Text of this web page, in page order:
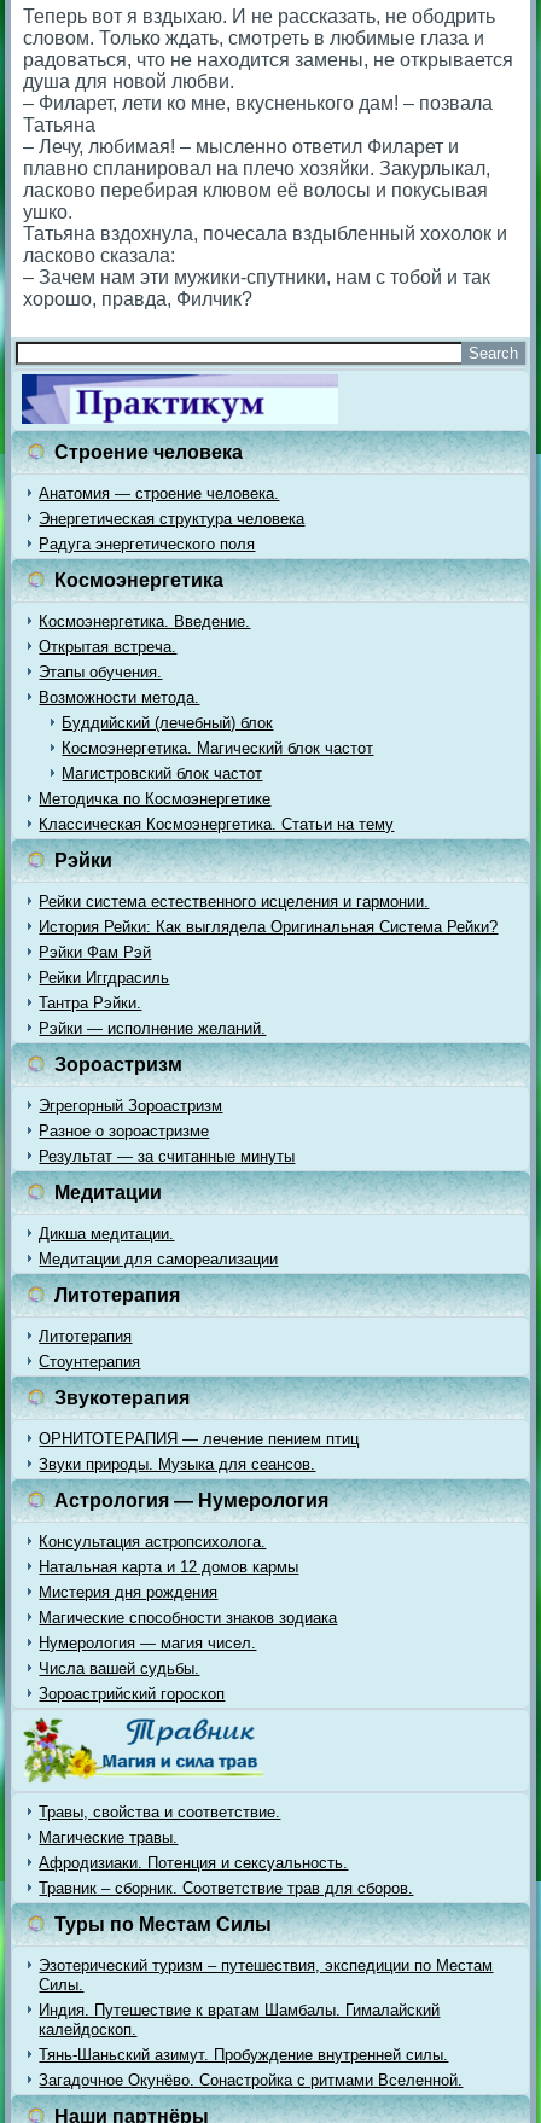
Теперь вот я вздыхаю. И не рассказать, не ободрить
словом. Только ждать, смотреть в любимые глаза и
радоваться, что не находится замены, не открывается
душа для новой любви.
– Филарет, лети ко мне, вкусненького дам! – позвала
Татьяна
– Лечу, любимая! – мысленно ответил Филарет и
плавно спланировал на плечо хозяйки. Закурлыкал,
ласково перебирая клювом её волосы и покусывая
ушко.
Татьяна вздохнула, почесала вздыбленный хохолок и
ласково сказала:
– Зачем нам эти мужики-спутники, нам с тобой и так
хорошо, правда, Филчик?
Строение человека
Анатомия — строение человека.
Энергетическая структура человека
Радуга энергетического поля
Космоэнергетика
Космоэнергетика. Введение.
Открытая встреча.
Этапы обучения.
Возможности метода.
Буддийский (лечебный) блок
Космоэнергетика. Магический блок частот
Магистровский блок частот
Методичка по Космоэнергетике
Классическая Космоэнергетика. Статьи на тему
Рэйки
Рейки система естественного исцеления и гармонии.
История Рейки: Как выглядела Оригинальная Система Рейки?
Рэйки Фам Рэй
Рейки Иггдрасиль
Тантра Рэйки.
Рэйки — исполнение желаний.
Зороастризм
Эгрегорный Зороастризм
Разное о зороастризме
Результат — за считанные минуты
Медитации
Дикша медитации.
Медитации для самореализации
Литотерапия
Литотерапия
Стоунтерапия
Звукотерапия
ОРНИТОТЕРАПИЯ — лечение пением птиц
Звуки природы. Музыка для сеансов.
Астрология — Нумерология
Консультация астропсихолога.
Натальная карта и 12 домов кармы
Мистерия дня рождения
Магические способности знаков зодиака
Нумерология — магия чисел.
Числа вашей судьбы.
Зороастрийский гороскоп
Травы, свойства и соответствие.
Магические травы.
Афродизиаки. Потенция и сексуальность.
Травник – сборник. Соответствие трав для сборов.
Туры по Местам Силы
Эзотерический туризм – путешествия, экспедиции по Местам
Силы.
Индия. Путешествие к вратам Шамбалы. Гималайский
калейдоскоп.
Тянь-Шаньский азимут. Пробуждение внутренней силы.
Загадочное Окунёво. Сонастройка с ритмами Вселенной.
Наши партнёры